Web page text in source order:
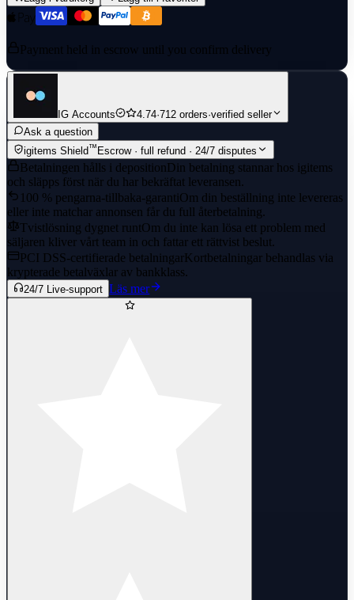
Payment held in escrow until you confirm delivery
IG Accounts 4.74·712 orders·verified seller
Ask a question
igitems Shield™ Escrow · full refund · 24/7 disputes
Betalningen hålls i depositionDin betalning stannar hos igitems
och släpps först när du har bekräftat leveransen.
100 % pengarna-tillbaka-garantiOm din beställning inte levereras
eller inte matchar annonsen får du full återbetalning.
Tvistlösning dygnet runtOm du inte kan lösa ett problem med
säljaren kliver vårt team in och fattar ett rättvist beslut.
PCI DSS-certifierade betalningarKortbetalningar behandlas via
krypterade betalväxlar av bankklass.
24/7 Live-support Läs mer